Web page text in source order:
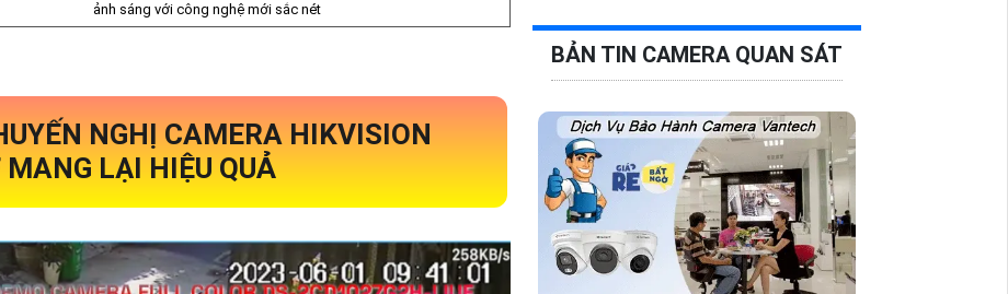
ảnh sáng với công nghệ mới sắc nét
NGHỊ CAMERA HIKVISION
MANG LẠI HIỆU QUẢ
BẢN TIN CAMERA QUAN SÁT